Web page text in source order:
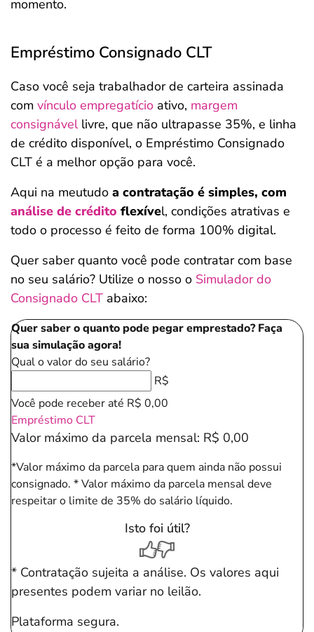
momento.
Empréstimo Consignado CLT
Caso você seja trabalhador de carteira assinada
com vínculo empregatício ativo, margem
consignávellivre, que não ultrapasse 35%, e linha
de crédito disponível, o Empréstimo Consignado
CLT é a melhor opção para você.
Aqui na meutudo a contratação é simples, com
análise de crédito flexível, condições atrativas e
todo o processo é feito de forma 100% digital.
Quer saber quanto você pode contratar com base
no seu salário? Utilize o nosso o Simulador do
Consignado CLT abaixo:
Quer saber o quanto pode pegar emprestado? Faça
sua simulação agora!
Qual o valor do seu salário?
R$
Você pode receber até R$ 0,00
Empréstimo CLT
Valor máximo da parcela mensal: R$ 0,00
*Valor máximo da parcela para quem ainda não possui
consignado. * Valor máximo da parcela mensal deve
respeitar o limite de 35% do salário líquido.
Isto foi útil?
* Contratação sujeita a análise. Os valores aqui
presentes podem variar no leilão.
Plataforma segura.